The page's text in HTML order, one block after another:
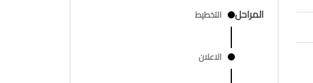
المراحل التخطيط
الاعلان